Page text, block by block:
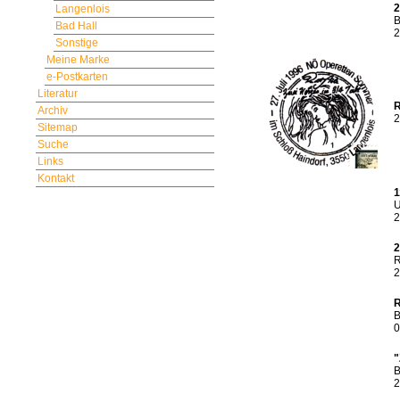
Langenlois
Bad Hall
Sonstige
Meine Marke
e-Postkarten
Literatur
Archiv
Sitemap
Suche
Links
Kontakt